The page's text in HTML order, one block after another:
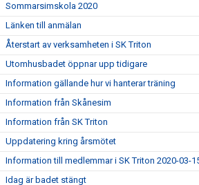
Sommarsimskola 2020
Länken till anmälan
Återstart av verksamheten i SK Triton
Utomhusbadet öppnar upp tidigare
Information gällande hur vi hanterar träning
Information från Skånesim
Information från SK Triton
Uppdatering kring årsmötet
Information till medlemmar i SK Triton 2020-03-
Idag är badet stängt